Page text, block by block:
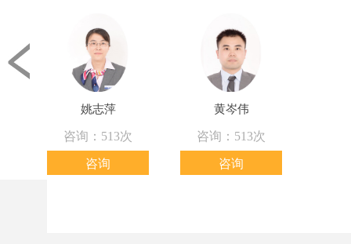
姚志萍
咨询：513次
咨询
黄岑伟
咨询：513次
咨询